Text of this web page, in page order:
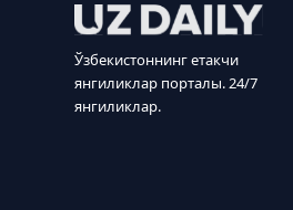
Ўзбекистоннинг етакчи
янгиликлар порталы. 24/7
янгиликлар.